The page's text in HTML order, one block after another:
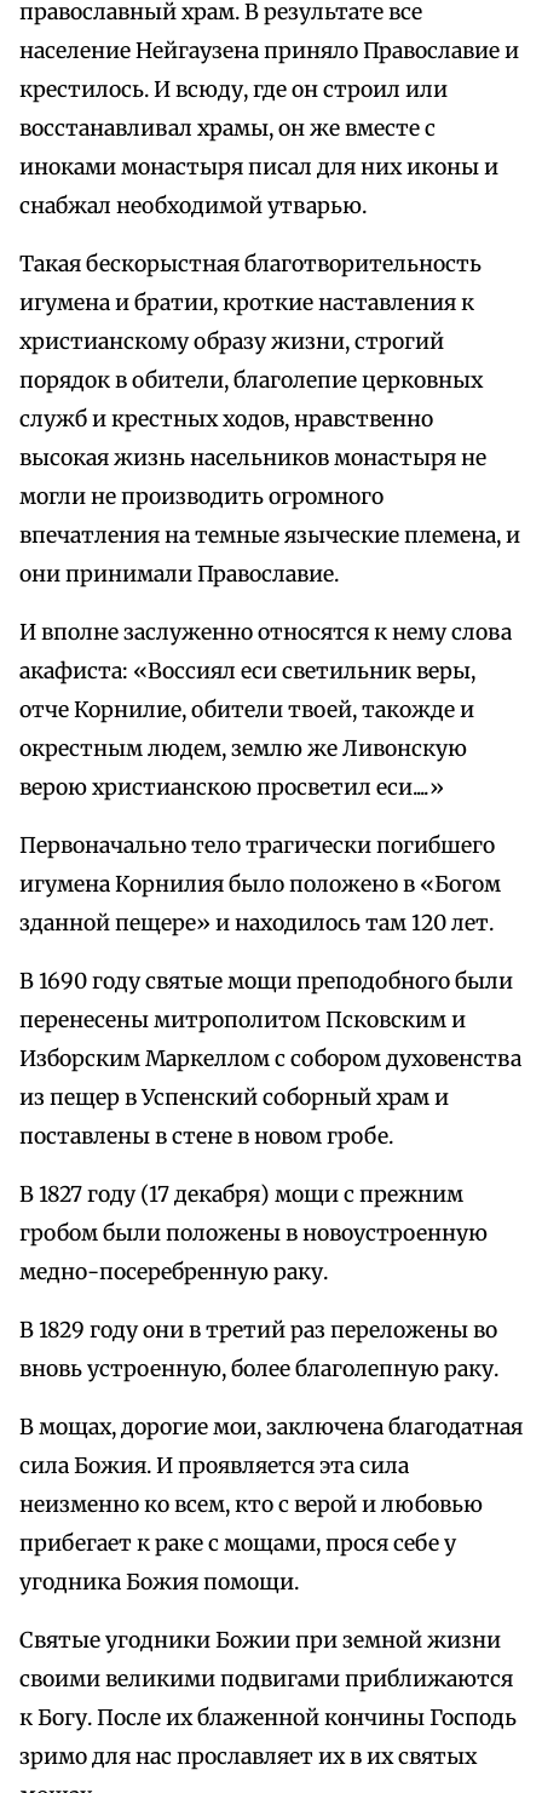
православный храм. В результате все
население Нейгаузена приняло Православие и
крестилось. И всюду, где он строил или
восстанавливал храмы, он же вместе с
иноками монастыря писал для них иконы и
снабжал необходимой утварью.
Такая бескорыстная благотворительность
игумена и братии, кроткие наставления к
христианскому образу жизни, строгий
порядок в обители, благолепие церковных
служб и крестных ходов, нравственно
высокая жизнь насельников монастыря не
могли не производить огромного
впечатления на темные языческие племена, и
они принимали Православие.
И вполне заслуженно относятся к нему слова
акафиста: «Воссиял еси светильник веры,
отче Корнилие, обители твоей, такожде и
окрестным людем, землю же Ливонскую
верою христианскою просветил еси....»
Первоначально тело трагически погибшего
игумена Корнилия было положено в «Богом
зданной пещере» и находилось там 120 лет.
В 1690 году святые мощи преподобного были
перенесены митрополитом Псковским и
Изборским Маркеллом с собором духовенства
из пещер в Успенский соборный храм и
поставлены в стене в новом гробе.
В 1827 году (17 декабря) мощи с прежним
гробом были положены в новоустроенную
медно-посеребренную раку.
В 1829 году они в третий раз переложены во
вновь устроенную, более благолепную раку.
В мощах, дорогие мои, заключена благодатная
сила Божия. И проявляется эта сила
неизменно ко всем, кто с верой и любовью
прибегает к раке с мощами, прося себе у
угодника Божия помощи.
Святые угодники Божии при земной жизни
своими великими подвигами приближаются
к Богу. После их блаженной кончины Господь
зримо для нас прославляет их в их святых